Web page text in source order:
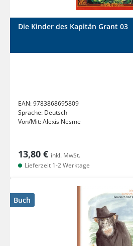
Die Kinder des Kapitän Grant 03
EAN:9783868695809
Sprache: Deutsch
Von/Mit:Alexis Nesme
13,80 € inkl. MwSt.
Lieferzeit 1-2 Werktage
Buch